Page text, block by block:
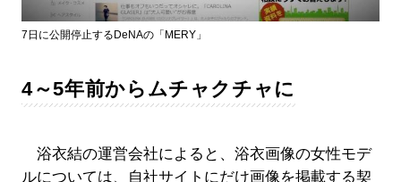
7日に公開停止するDeNAの「MERY」
4～5年前からムチャクチャに
浴衣結の運営会社によると、浴衣画像の女性モデ
ルについては、自社サイトにだけ画像を掲載する契